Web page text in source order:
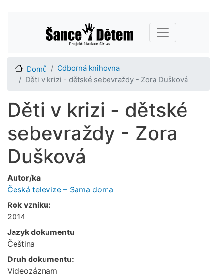
hlavnímu
obsahu
Main navigation
Domů
Odborná knihovna
Děti v krizi - dětské sebevraždy - Zora Dušková
Děti v krizi - dětské
sebevraždy - Zora
Dušková
Autor/ka
Česká televize – Sama doma
Rok vzniku:
2014
Jazyk dokumentu
Čeština
Druh dokumentu:
Videozáznam